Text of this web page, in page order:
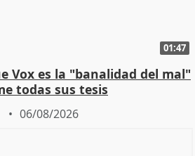
01:47
Vox es la "banalidad del mal"
todas sus tesis
06/08/2026